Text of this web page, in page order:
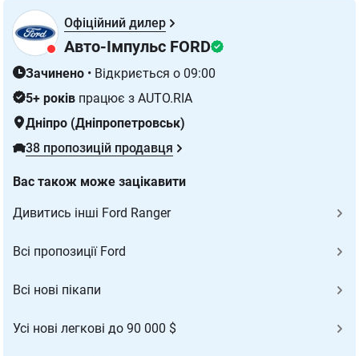
Офіційний дилер
Авто-Імпульс FORD
Зачинено • Відкриється о 09:00
5+ років працює з AUTO.RIA
Дніпро (Дніпропетровськ)
38 пропозицій продавця
Вас також може зацікавити
Дивитись інші Ford Ranger
Всі пропозиції Ford
Всі нові пікапи
Усі нові легкові до 90 000 $